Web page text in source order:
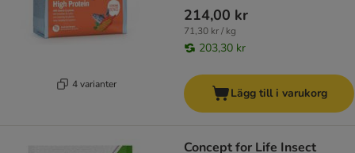
4 varianter
214,00 kr
71,30 kr / kg
203,30 kr
Lägg till i varukorg
Concept for Life Insect